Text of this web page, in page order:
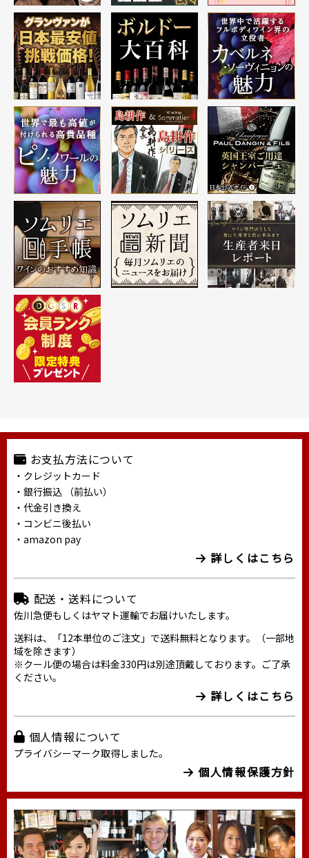
お支払方法について
・クレジットカード
・銀行振込 （前払い）
・代金引き換え
・コンビニ後払い
・amazon pay
詳しくはこちら
配送・送料について
佐川急便もしくはヤマト運輸でお届けいたします。
送料は、「12本単位のご注文」で送料無料となります。（一部地
域を除きます）
※クール便の場合は料金330円は別途頂戴しております。ご了承
ください。
詳しくはこちら
個人情報について
プライバシーマーク取得しました。
個人情報保護方針